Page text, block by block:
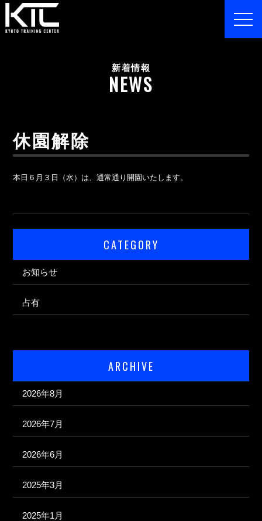
新着情報
NEWS
休園解除
本日６月３日（水）は、通常通り開園いたします。
CATEGORY
お知らせ
占有
ARCHIVE
2026年8月
2026年7月
2026年6月
2025年3月
2025年1月